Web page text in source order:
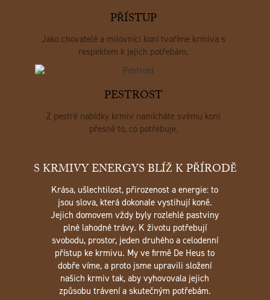
PŘÍSTUP
Jako chovatelé a milovníci koní tvoříme krmiva s
respektem k jejich potřebám.
PESTROST
Z pestré nabídky krmiv namícháte svému koni
přesně to, co potřebuje.
S KRMIVY ENERGYS BLÍŽ K PŘÍRODĚ
Krása, ušlechtilost, přirozenost a energie: to
jsou slova, která dokonale vystihují koně.
Jejich domovem vždy byly rozlehlé pastviny
plné lahodné trávy. K životu potřebují
svobodu, prostor, jeden druhého a celodenní
přístup ke krmivu. My ve firmě De Heus to
dobře víme, a proto jsme upravili složení
našich krmiv tak, aby vyhovovala jejich
způsobu trávení a skutečným potřebám.